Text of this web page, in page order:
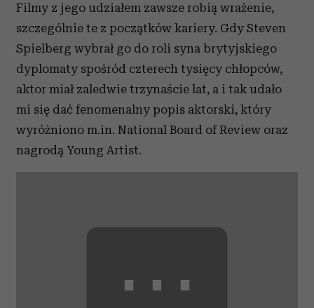
Filmy z jego udziałem zawsze robią wrażenie,
szczególnie te z początków kariery. Gdy Steven
Spielberg wybrał go do roli syna brytyjskiego
dyplomaty spośród czterech tysięcy chłopców,
aktor miał zaledwie trzynaście lat, a i tak udało
mi się dać fenomenalny popis aktorski, który
wyróżniono m.in. National Board of Review oraz
nagrodą Young Artist.
⋯